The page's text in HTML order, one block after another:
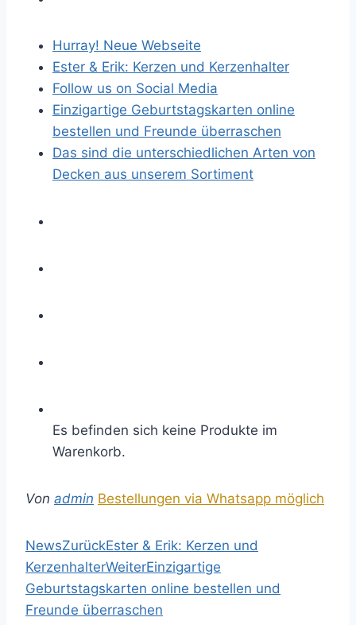
Hurray! Neue Webseite
Ester & Erik: Kerzen und Kerzenhalter
Follow us on Social Media
Einzigartige Geburtstagskarten online
bestellen und Freunde überraschen
Das sind die unterschiedlichen Arten von
Decken aus unserem Sortiment
Es befinden sich keine Produkte im
Warenkorb.
Von admin Bestellungen via Whatsapp möglich
NewsZurückEster & Erik: Kerzen und
KerzenhalterWeiterEinzigartige
Geburtstagskarten online bestellen und
Freunde überraschen